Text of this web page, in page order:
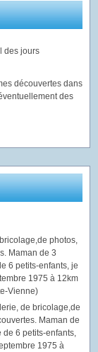
des jours
découvertes dans
des
de bricolage,de
Maman de
6 petits-enfants,
1975 à